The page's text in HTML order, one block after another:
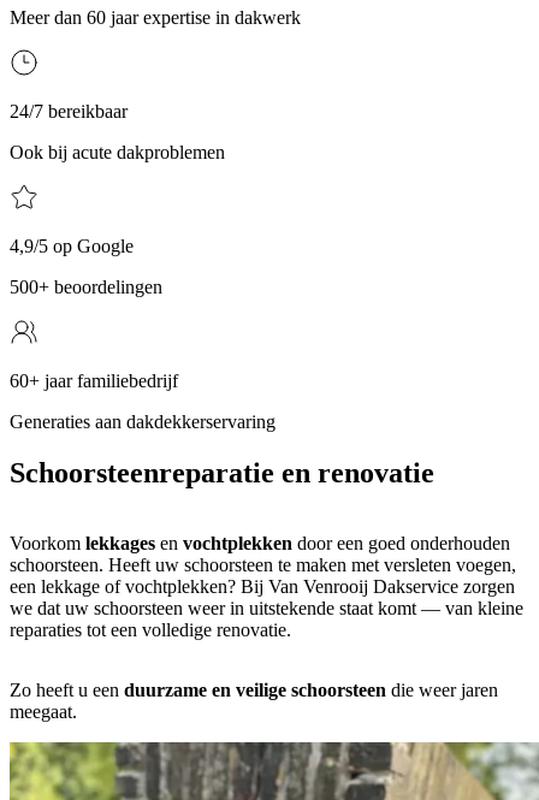
Meer dan 60 jaar expertise in dakwerk
24/7 bereikbaar
Ook bij acute dakproblemen
4,9/5 op Google
500+ beoordelingen
60+ jaar familiebedrijf
Generaties aan dakdekkerservaring
Schoorsteenreparatie en renovatie
Voorkom lekkages en vochtplekken door een goed onderhouden
schoorsteen. Heeft uw schoorsteen te maken met versleten voegen,
een lekkage of vochtplekken? Bij Van Venrooij Dakservice zorgen
we dat uw schoorsteen weer in uitstekende staat komt — van kleine
reparaties tot een volledige renovatie.
Zo heeft u een duurzame en veilige schoorsteen die weer jaren
meegaat.